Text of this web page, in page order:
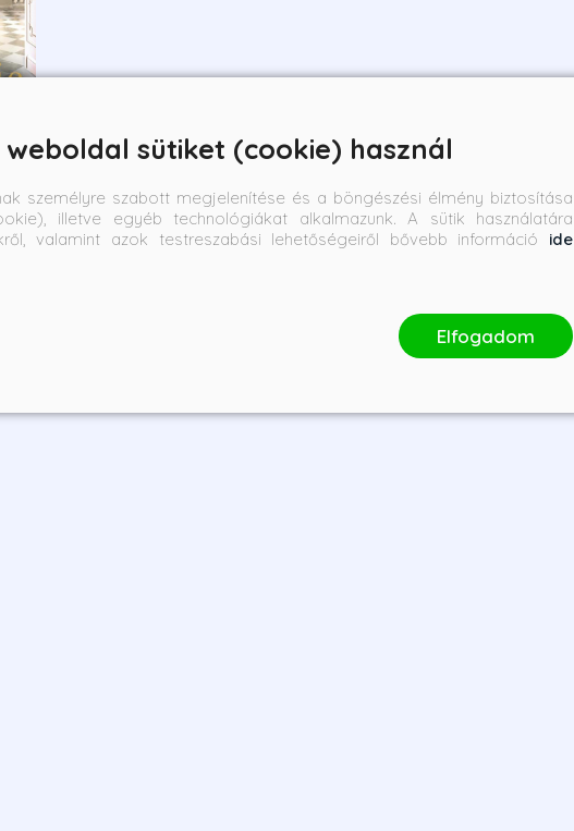
he
weboldal sütiket (cookie) használ
személyre szabott megjelenítése és a böngészési élmény biztosítása
illetve egyéb technológiákat alkalmazunk. A sütik használatára
valamint azok testreszabási lehetőségeiről bővebb információ ide
Elfogadom